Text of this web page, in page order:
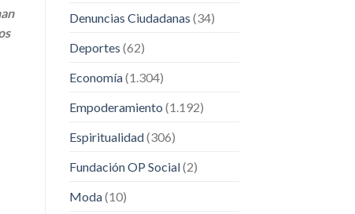
Denuncias Ciudadanas (34)
Deportes (62)
Economía(1.304)
Empoderamiento (1.192)
Espiritualidad(306)
Fundación OP Social(2)
Moda(10)